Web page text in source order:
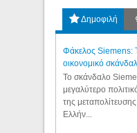
Δημοφιλή
Φάκελος Siemens:
οικονομικό
Το σκάνδαλο
μεγαλύτερο
της
Ελλήν...